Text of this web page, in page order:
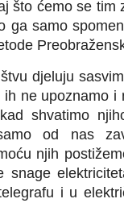
što ćemo se tim
ga samo
djeluju
ne upoznamo i
shvatimo
od nas
njih
snage
i u